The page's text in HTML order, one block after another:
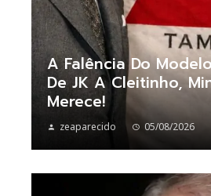
A Falência Do
De JK A Cleitinho,
Merece!
zeaparecido 05/08/2026